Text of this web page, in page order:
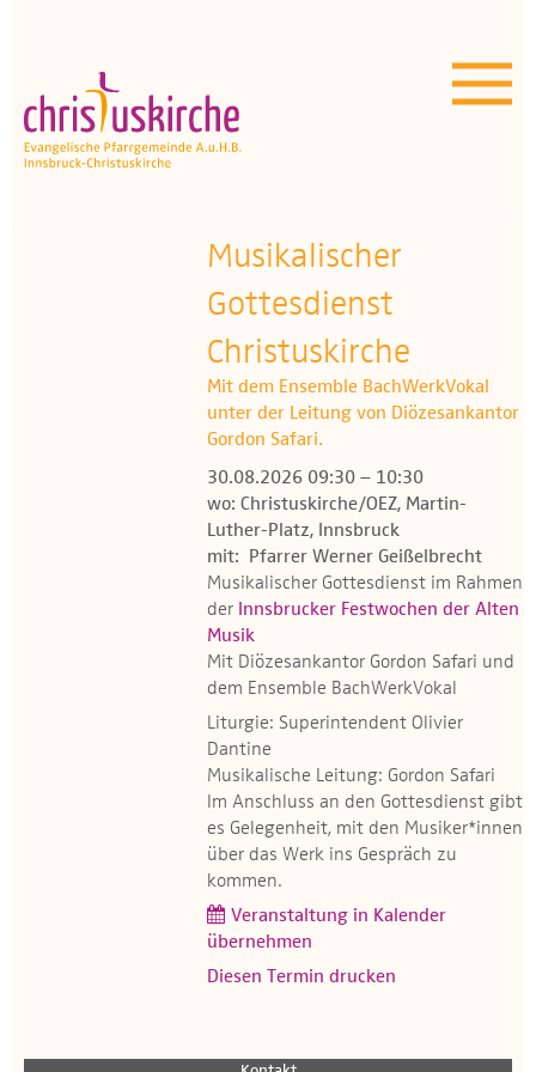
Unser Angebot
OEZ
Wissenswertes
Medien
Kontakt
Musikalischer
Gottesdienst
Christuskirche
Mit dem Ensemble BachWerkVokal
unter der Leitung von Diözesankantor
Gordon Safari.
30.08.2026 09:30 – 10:30
wo: Christuskirche/OEZ, Martin-
Luther-Platz, Innsbruck
mit: Pfarrer Werner Geißelbrecht
Musikalischer Gottesdienst im Rahmen
der Innsbrucker Festwochen der Alten
Musik
Mit Diözesankantor Gordon Safari und
dem Ensemble BachWerkVokal
Liturgie: Superintendent Olivier
Dantine
Musikalische Leitung: Gordon Safari
Im Anschluss an den Gottesdienst gibt
es Gelegenheit, mit den Musiker*innen
über das Werk ins Gespräch zu
kommen.
Veranstaltung in Kalender
übernehmen
Diesen Termin drucken